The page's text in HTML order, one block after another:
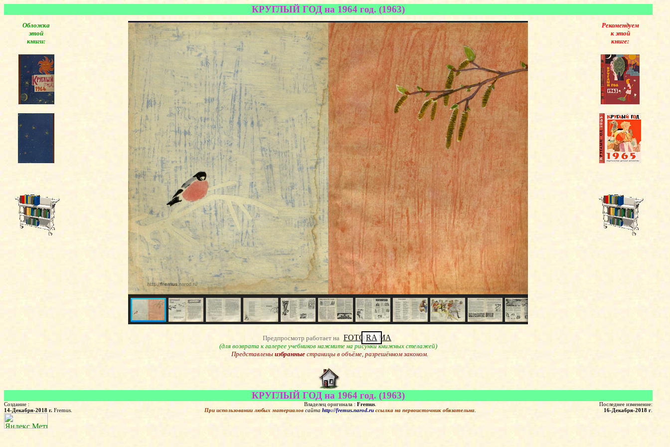
КРУГЛЫЙ ГОД на 1964 год. (1963)
Обложка
этой
книги:
Предпросмотр работает на FOTORA MA
(для возврата к галерее учебников нажмите на рисунки книжных стелажей)
Представлены избранныестраницы в объёме, разрешённом законом.
Рекомендуем
к этой
книге:
КРУГЛЫЙ ГОД на 1964 год. (1963)
Создание :
14-Декабря-2018 г. Fremus.
Владелец оригинала : Fremus
При использовании любых материалов сайта http://fremus.narod.ru ссылка на первоисточник обязательна
Последнее изменение:
16-Декабря-2018 г